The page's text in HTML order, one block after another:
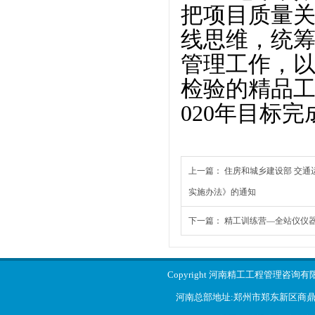
把项目质量
线思维，统
管理工作，
检验的精品
020年目标完
上一篇： 住房和城乡建设部 交通
实施办法》的通知
下一篇： 精工训练营—全站仪仪
Copyright 河南精工工程管理咨询
河南总部地址:郑州市郑东新区商